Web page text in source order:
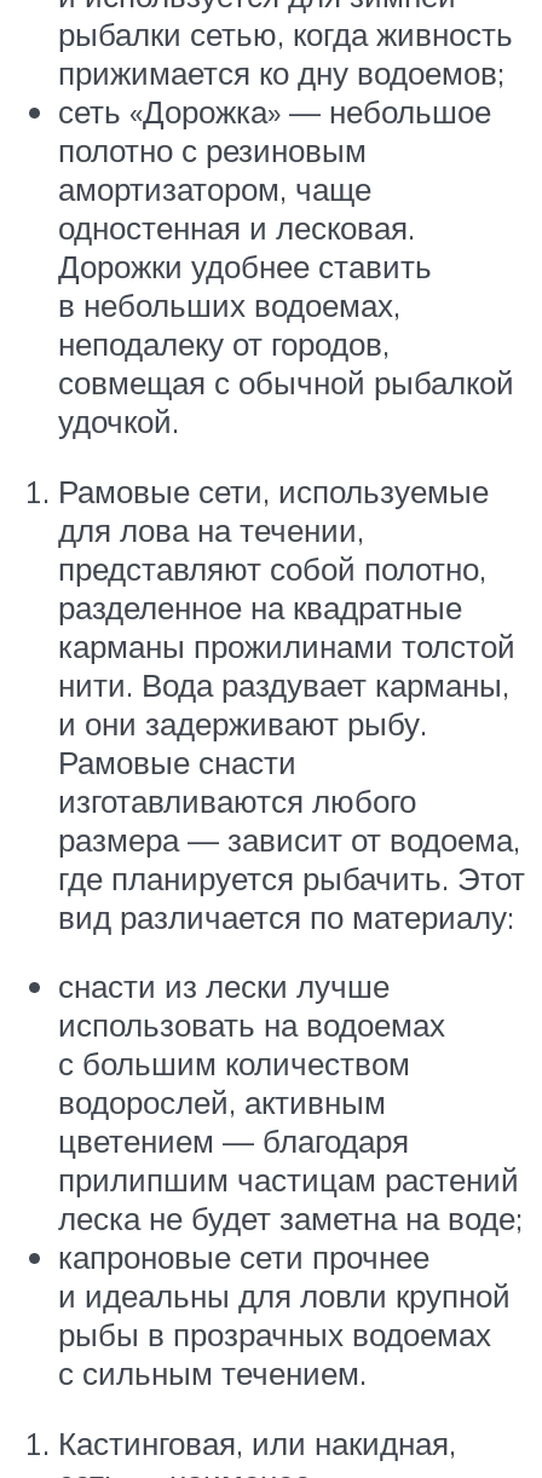
рыбалки сетью, когда живность
прижимается ко дну водоемов;
сеть «Дорожка» — небольшое
полотно с резиновым
амортизатором, чаще
одностенная и лесковая.
Дорожки удобнее ставить
в небольших водоемах,
неподалеку от городов,
совмещая с обычной рыбалкой
удочкой.
Рамовые сети, используемые
для лова на течении,
представляют собой полотно,
разделенное на квадратные
карманы прожилинами толстой
нити. Вода раздувает карманы,
и они задерживают рыбу.
Рамовые снасти
изготавливаются любого
размера — зависит от водоема,
где планируется рыбачить. Этот
вид различается по материалу:
снасти из лески лучше
использовать на водоемах
с большим количеством
водорослей, активным
цветением — благодаря
прилипшим частицам растений
леска не будет заметна на воде;
капроновые сети прочнее
и идеальны для ловли крупной
рыбы в прозрачных водоемах
с сильным течением.
Кастинговая, или накидная,